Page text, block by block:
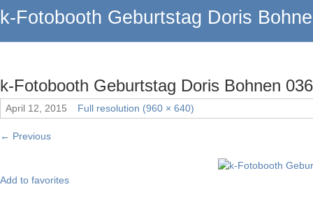
Firmenfeier.
k-Fotobooth Geburtstag Doris
k-Fotobooth Geburtstag Doris Bohnen
April 12, 2015 Full resolution (960 × 640)
← Previous
Add to favorites